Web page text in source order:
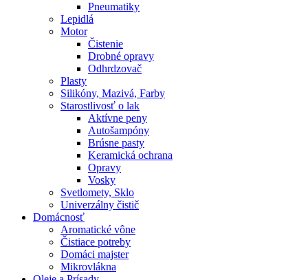
Pneumatiky
Lepidlá
Motor
Čistenie
Drobné opravy
Odhrdzovač
Plasty
Silikóny, Mazivá, Farby
Starostlivosť o lak
Aktívne peny
Autošampóny
Brúsne pasty
Keramická ochrana
Opravy
Vosky
Svetlomety, Sklo
Univerzálny čistič
Domácnosť
Aromatické vône
Čistiace potreby
Domáci majster
Mikrovlákna